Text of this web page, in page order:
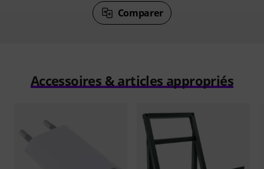
Comparer
Accessoires & articles appropriés